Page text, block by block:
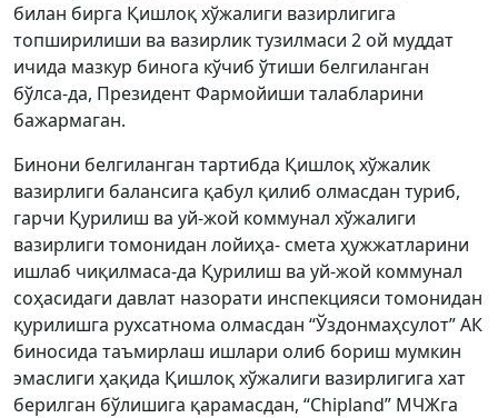
билан бирга Қишлоқ хўжалиги вазирлигига
топширилиши ва вазирлик тузилмаси 2 ой муддат
ичида мазкур бинога кўчиб ўтиши белгиланган
бўлса-да, Президент Фармойиши талабларини
бажармаган.
Бинони белгиланган тартибда Қишлоқ хўжалик
вазирлиги балансига қабул қилиб олмасдан туриб,
гарчи Қурилиш ва уй-жой коммунал хўжалиги
вазирлиги томонидан лойиҳа- смета ҳужжатларини
ишлаб чиқилмаса-да Қурилиш ва уй-жой коммунал
соҳасидаги давлат назорати инспекцияси томонидан
қурилишга рухсатнома олмасдан “Ўздонмаҳсулот” АК
биносида таъмирлаш ишлари олиб бориш мумкин
эмаслиги ҳақида Қишлоқ хўжалиги вазирлигига хат
берилган бўлишига қарамасдан, “Сhipland” МЧЖга